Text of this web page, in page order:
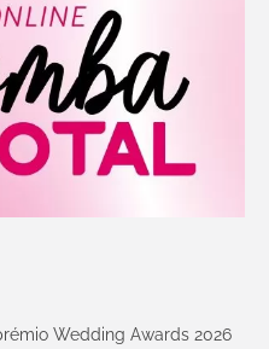
Wedding Awards 2026